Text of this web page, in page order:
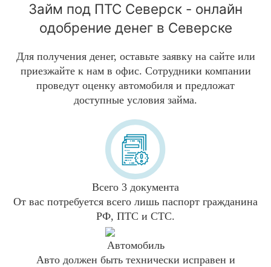
Займ под ПТС Северск - онлайн
одобрение денег в Северске
Для получения денег, оставьте заявку на сайте или
приезжайте к нам в офис. Сотрудники компании
проведут оценку автомобиля и предложат
доступные условия займа.
Всего 3 документа
От вас потребуется всего лишь паспорт гражданина
РФ, ПТС и СТС.
Автомобиль
Авто должен быть технически исправен и